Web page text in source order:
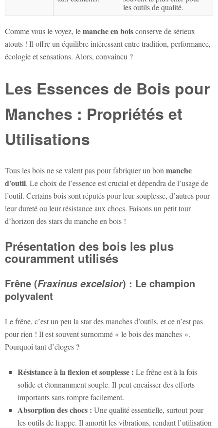
les outils de qualité.
Comme vous le voyez, lemanche en boisconserve de sérieux
atouts ! Il offre un équilibre intéressant entre tradition, performance,
écologie et sensations. Alors, convaincu ?
Les Essences de Bois pour
Manches : Propriétés et
Utilisations
Tous les bois ne se valent pas pour fabriquer un bon manche
d’outil. Le choix de l’essence est crucial et dépendra de l’usage de
l’outil. Certains bois sont réputés pour leur souplesse, d’autres pour
leur dureté ou leur résistance aux chocs. Faisons un petit tour
d’horizon des stars du manche en bois !
Présentation des bois les plus
couramment utilisés
Frêne (Fraxinus excelsior) : Le champion
polyvalent
Le frêne, c’est un peu la star des manches d’outils, et ce n’est pas
pour rien ! Il est souvent surnommé « le bois des manches ».
Pourquoi tant d’éloges ?
Résistance à la flexion et souplesse : Le frêne est à la fois
solide et étonnamment souple. Il peut encaisser des efforts
importants sans rompre facilement.
Absorption des chocs : Une qualité essentielle, surtout pour
les outils de frappe. Il amortit les vibrations, rendant l’utilisation